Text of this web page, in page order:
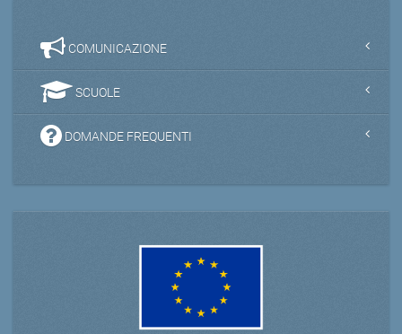
COMUNICAZIONE
SCUOLE
DOMANDE FREQUENTI